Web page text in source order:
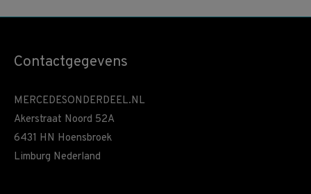
Contactgegevens
MERCEDESONDERDEEL.NL
Akerstraat Noord 52A
6431 HN Hoensbroek
Limburg Nederland